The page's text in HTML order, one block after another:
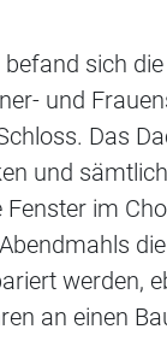
sich
und
Das
und
Fenster im
werden,
an einen